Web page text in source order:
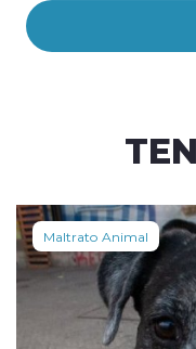
Maltrato Animal